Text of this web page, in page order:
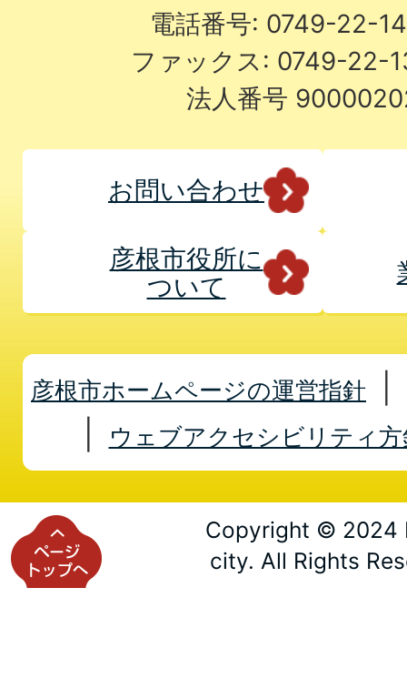
電話番号: 0749-22-
ファックス: 0749-22-
法人番号
お問い合わせ
彦根市役所に
ついて
彦根市ホームページの運営指針
ウェブアクセシビリティ方
Copyright © 2024
city. All Rights